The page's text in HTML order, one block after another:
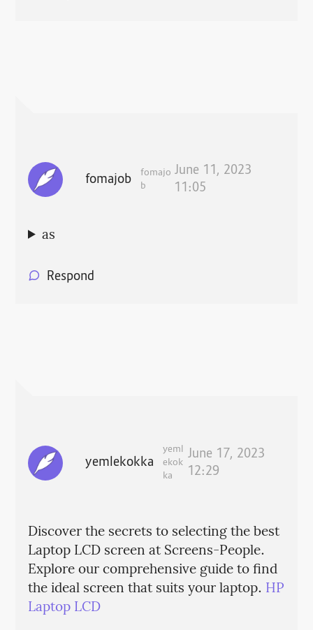
fomajob
fomajo
b
June 11, 2023
11:05
as
Respond
yemlekokka
yeml
ekok
ka
June 17, 2023
12:29
Discover the secrets to selecting the best
Laptop LCD screen at Screens-People.
Explore our comprehensive guide to find
the ideal screen that suits your laptop. HP
Laptop LCD